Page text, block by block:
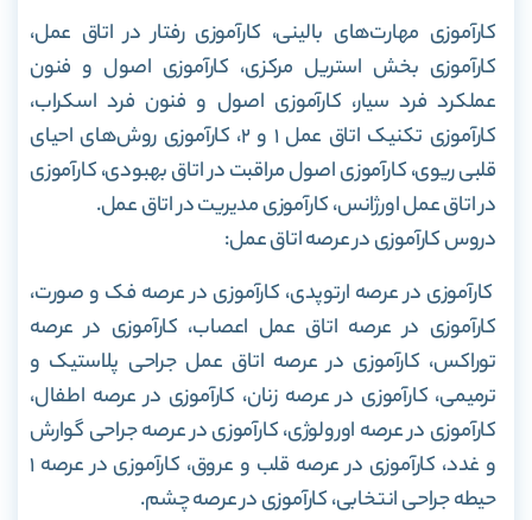
کارآموزی مهارت‌های بالینی، کار‌آموزی رفتار در اتاق عمل،
کار‌آموزی بخش استریل مرکزی، کار‌آموزی اصول و فنون
عملکرد فرد سیار، کار‌آموزی اصول و فنون فرد اسکراب،
کار‌آموزی تکنیک اتاق عمل ۱ و ۲، کار‌آموزی روش‌های احیای
قلبی ریوی، کار‌آموزی اصول مراقبت در اتاق بهبودی، کار‌آموزی
در اتاق عمل اورژانس، کار‌آموزی مدیریت در اتاق عمل.
دروس کار‌آموزی در عرصه اتاق عمل:
کار‌آموزی در عرصه ارتوپدی، کار‌آموزی در عرصه فک و صورت،
کار‌آموزی در عرصه اتاق عمل اعصاب، کار‌آموزی در عرصه
توراکس، کار‌آموزی در عرصه اتاق عمل جراحی پلاستیک و
ترمیمی، کار‌آموزی در عرصه زنان، کار‌آموزی در عرصه اطفال،
کار‌آموزی در عرصه اورولوژی، کارآموزی در عرصه جراحی گوارش
و غدد، کار‌آموزی در عرصه قلب و عروق، کار‌آموزی در عرصه ۱
حیطه جراحی انتخابی، کار‌آموزی در عرصه چشم.